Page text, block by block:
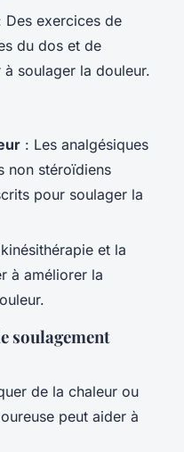
Des exercices de
du dos et de
à soulager la douleur.
: Les analgésiques
non stéroïdiens
pour soulager la
et la
à améliorer la
soulagement
de la chaleur ou
peut aider à